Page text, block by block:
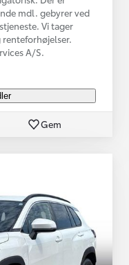
mdl. gebyrer ved
Vi tager
A/S.
Gem